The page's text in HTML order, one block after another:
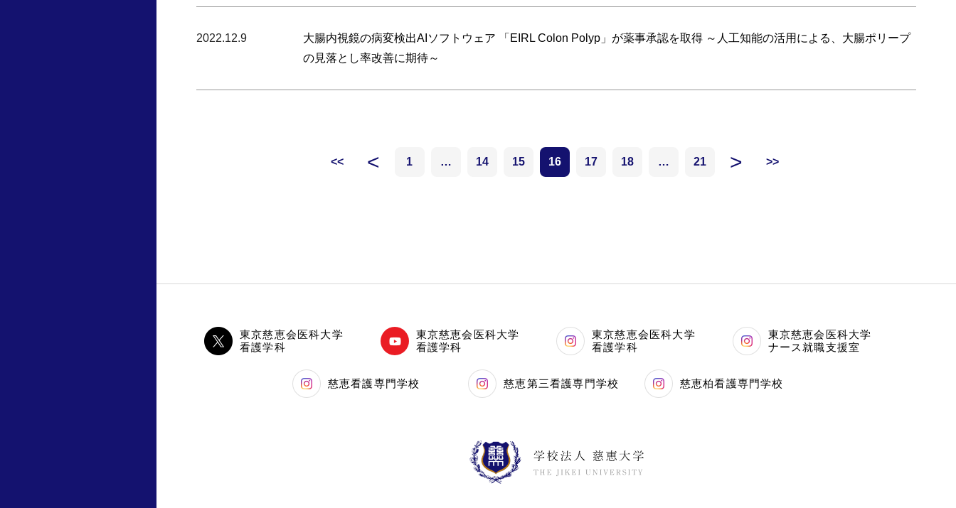
2022.12.9
大腸内視鏡の病変検出AIソフトウェア 「EIRL Colon Polyp」が薬事承認を取得 ～人工知能の活用による、大腸ポリープ
の見落とし率改善に期待～
<< < 1 … 14 15 16 17 18 … 21 > >>
東京慈恵会医科大学
看護学科
東京慈恵会医科大学
看護学科
東京慈恵会医科大学
看護学科
東京慈恵会医科大学
ナース就職支援室
慈恵看護専門学校 慈恵第三看護専門学校 慈恵柏看護専門学校